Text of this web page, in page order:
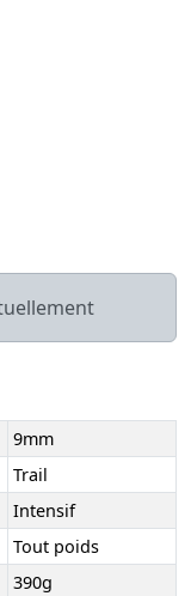
9mm
Trail
Intensif
Tout poids
390g